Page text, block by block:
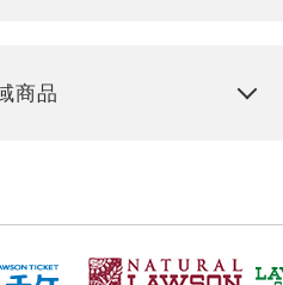
商品